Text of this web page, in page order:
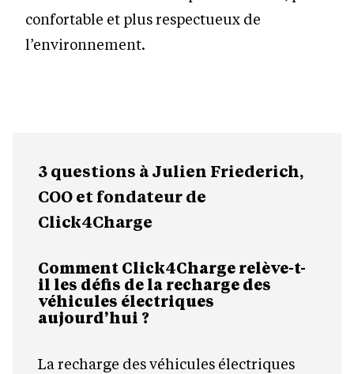
confortable et plus respectueux de
l’environnement.
3 questions à Julien Friederich,
COO et fondateur de
Click4Charge
Comment Click4Charge relève-t-
il les défis de la recharge des
véhicules électriques
aujourd’hui ?
La recharge des véhicules électriques